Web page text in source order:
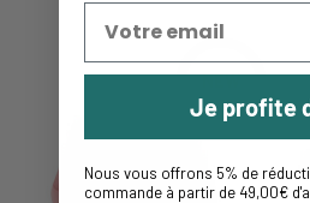
NEW
Je profite
Nous vous offrons 5% de
commande à partir de 49,00€